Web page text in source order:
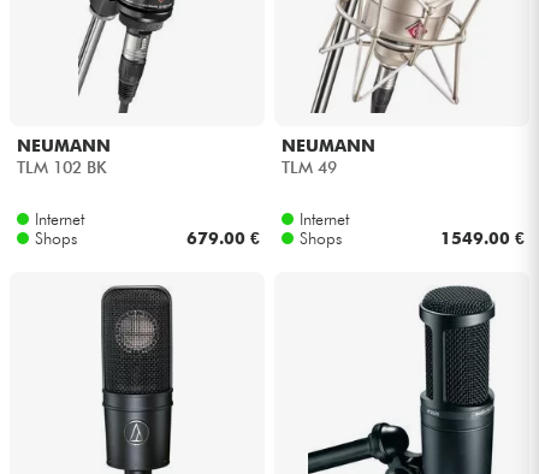
NEUMANN
TLM 102 BK
Internet
Shops
679.00 €
NEUMANN
TLM 49
Internet
Shops
1549.00 €